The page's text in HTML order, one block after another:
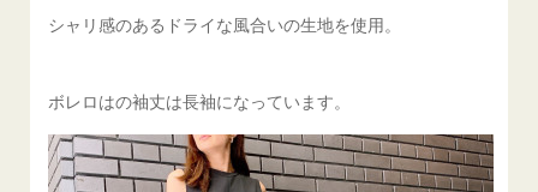
シャリ感のあるドライな風合いの生地を使用。
ボレロはの袖丈は長袖になっています。